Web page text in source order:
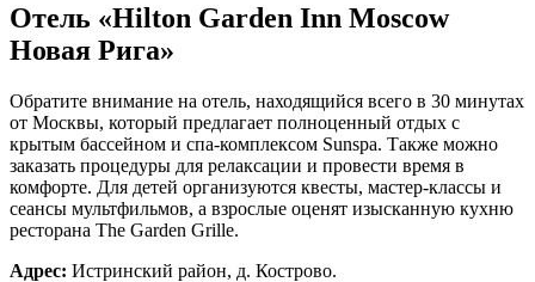
+7 495 660 24 24
bron@areal-hotel.ru
MAX
Социальные сети
Отель «Hilton Garden Inn Moscow
Новая Рига»
Обратите внимание на отель, находящийся всего в 30 минутах
от Москвы, который предлагает полноценный отдых с
крытым бассейном и спа-комплексом Sunspa. Также можно
заказать процедуры для релаксации и провести время в
комфорте. Для детей организуются квесты, мастер-классы и
сеансы мультфильмов, а взрослые оценят изысканную кухню
ресторана The Garden Grille.
Адрес: Истринский район, д. Кострово.